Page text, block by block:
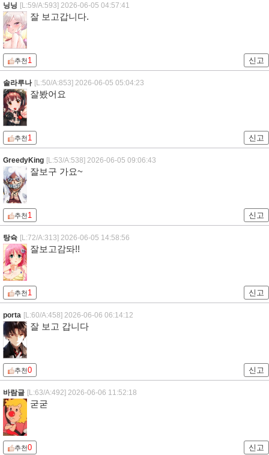
닝닝 [L:59/A:593] 2026-06-05 04:57:41
잘 보고갑니다.
추천1 신고
솔라루나 [L:50/A:853] 2026-06-05 05:04:23
잘봤어요
추천1 신고
GreedyKing [L:53/A:538] 2026-06-05 09:06:43
잘보구 가요~
추천1 신고
탕슉 [L:72/A:313] 2026-06-05 14:58:56
잘보고감돠!!
추천1 신고
porta [L:60/A:458] 2026-06-06 06:14:12
잘 보고 갑니다
추천0 신고
바람글 [L:63/A:492] 2026-06-06 11:52:18
굳굳
추천0 신고